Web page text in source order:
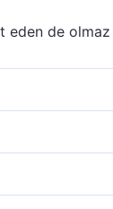
de
olan